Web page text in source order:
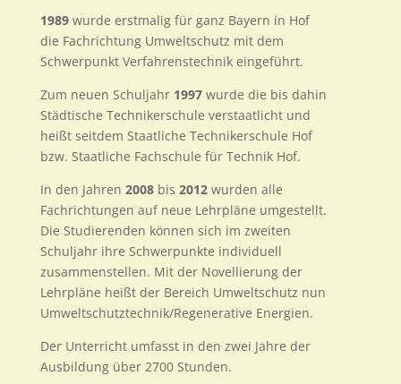
1989 wurde erstmalig für ganz Bayern in Hof
die Fachrichtung Umweltschutz mit dem
Schwerpunkt Verfahrenstechnik eingeführt.
Zum neuen Schuljahr 1997 wurde die bis dahin
Städtische Technikerschule verstaatlicht und
heißt seitdem Staatliche Technikerschule Hof
bzw. Staatliche Fachschule für Technik Hof.
In den Jahren 2008 bis 2012 wurden alle
Fachrichtungen auf neue Lehrpläne umgestellt.
Die Studierenden können sich im zweiten
Schuljahr ihre Schwerpunkte individuell
zusammenstellen. Mit der Novellierung der
Lehrpläne heißt der Bereich Umweltschutz nun
Umweltschutztechnik/Regenerative Energien.
Der Unterricht umfasst in den zwei Jahre der
Ausbildung über 2700 Stunden.